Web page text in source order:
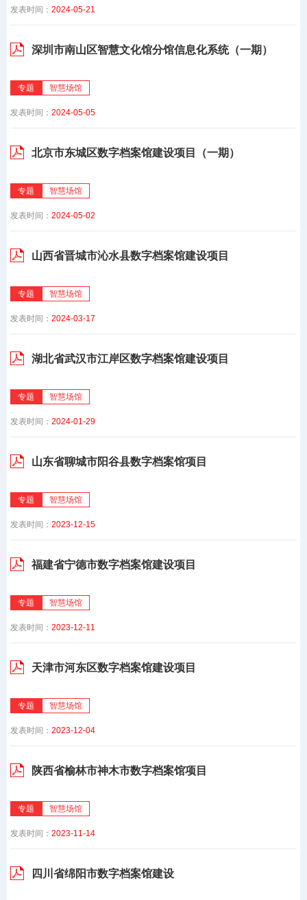
发表时间： 2024-05-21
深圳市南山区智慧文化馆分馆信息化系统（一期）
专题 智慧场馆
发表时间： 2024-05-05
北京市东城区数字档案馆建设项目（一期）
专题 智慧场馆
发表时间： 2024-05-02
山西省晋城市沁水县数字档案馆建设项目
专题 智慧场馆
发表时间： 2024-03-17
湖北省武汉市江岸区数字档案馆建设项目
专题 智慧场馆
发表时间： 2024-01-29
山东省聊城市阳谷县数字档案馆项目
专题 智慧场馆
发表时间： 2023-12-15
福建省宁德市数字档案馆建设项目
专题 智慧场馆
发表时间： 2023-12-11
天津市河东区数字档案馆建设项目
专题 智慧场馆
发表时间： 2023-12-04
陕西省榆林市神木市数字档案馆项目
专题 智慧场馆
发表时间： 2023-11-14
四川省绵阳市数字档案馆建设